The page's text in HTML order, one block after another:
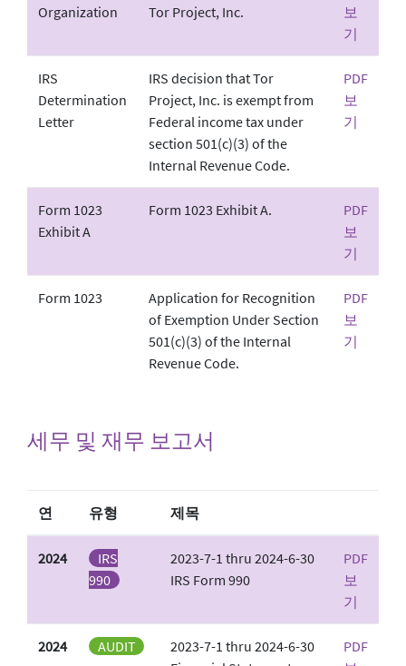
Organization
Tor Project, Inc.
보
기
IRS
Determination
Letter
IRS decision that Tor
Project, Inc. is exempt from
Federal income tax under
section 501(c)(3) of the
Internal Revenue Code.
PDF
보
기
Form 1023
Exhibit A
Form 1023 Exhibit A.
PDF
보
기
Form 1023
Application for Recognition
of Exemption Under Section
501(c)(3) of the Internal
Revenue Code.
PDF
보
기
세무 및 재무 보고서
연 유형 제목
2024
IRS
990
2023-7-1 thru 2024-6-30
IRS Form 990
PDF
보
기
2024 AUDIT
2023-7-1 thru 2024-6-30
PDF